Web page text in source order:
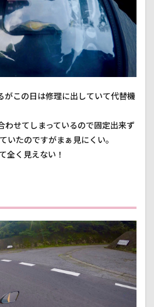
がこの日は修理に出していて代替機
わせてしまっているので固定出来ず
いたのですがまぁ見にくい。
全く見えない！